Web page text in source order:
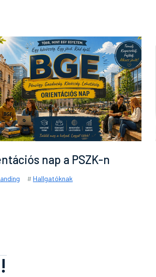
nap a PSZK-n
# Hallgatóknak